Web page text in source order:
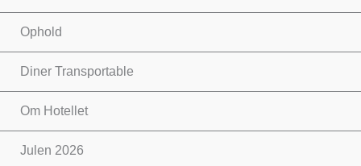
Ophold
Diner Transportable
Om Hotellet
Julen 2026